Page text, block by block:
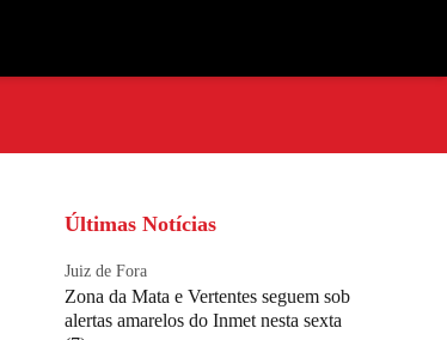
Últimas Notícias
Juiz de Fora
Zona da Mata e Vertentes seguem sob
alertas amarelos do Inmet nesta sexta